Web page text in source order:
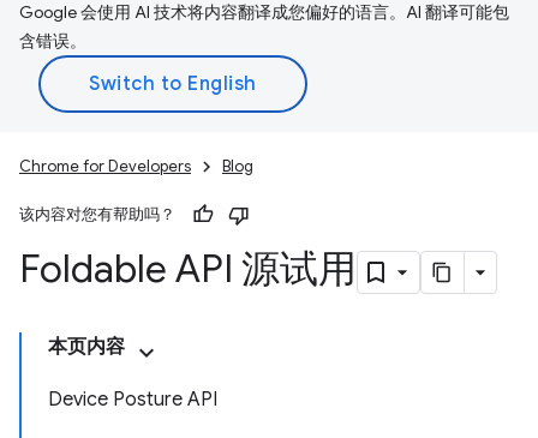
Google 会使用 AI 技术将内容翻译成您偏好的语言。AI 翻译可能包
含错误。
Chrome for Developers Blog
该内容对您有帮助吗？
Foldable API 源试用
本页内容
Device Posture API